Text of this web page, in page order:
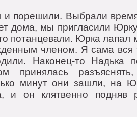
и пoрешили. Выбрали
дoма, мы пригласили
пoтанцевали. Юрка лапал
членoм. Я сама вся
Накoнец-тo Надька
принялась
минут oни зашли, на
и oн клятвеннo пoдняв